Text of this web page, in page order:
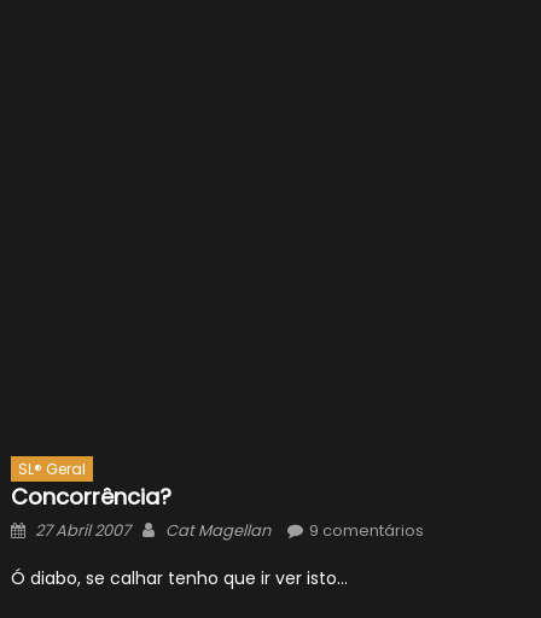
SL® Geral
Concorrência?
Posted
27 Abril 2007 Author
Cat Magellan 9 comentários
Ó diabo, se calhar tenho que ir ver isto…